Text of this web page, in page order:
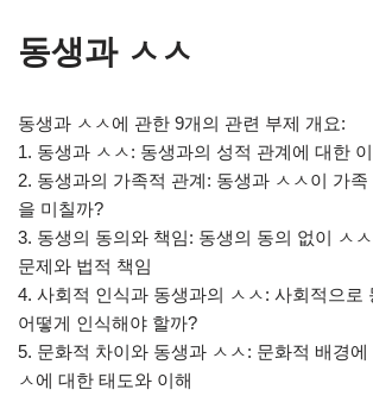
동생과 ㅅㅅ
동생과 ㅅㅅ에 관한 9개의 관련 부제 개요:
1. 동생과 ㅅㅅ: 동생과의 성적 관계에 대한
2. 동생과의 가족적 관계: 동생과 ㅅㅅ이 가
을 미칠까?
3. 동생의 동의와 책임: 동생의 동의 없이 ㅅ
문제와 법적 책임
4. 사회적 인식과 동생과의 ㅅㅅ: 사회적으로
어떻게 인식해야 할까?
5. 문화적 차이와 동생과 ㅅㅅ: 문화적 배경에
ㅅ에 대한 태도와 이해